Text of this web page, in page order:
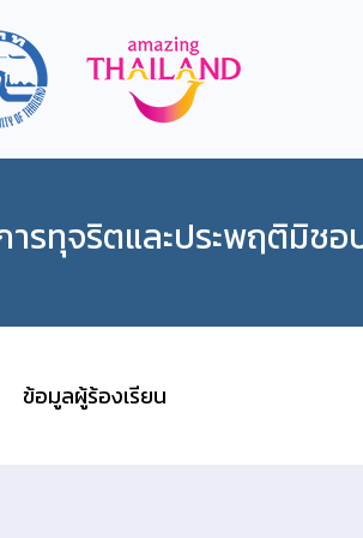
ารทุจริตและประพฤติมิชอ
ข้อมูลผู้ร้องเรียน